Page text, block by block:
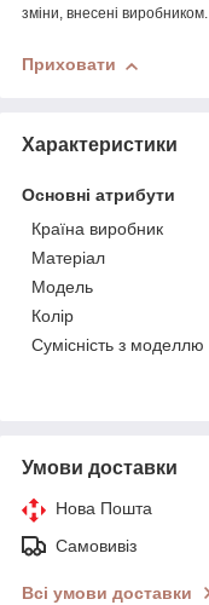
зміни, внесені виробником.
Приховати
Характеристики
Основні атрибути
Країна виробник
Матеріал
Модель
Колір
Сумісність з моделлю
Умови доставки
Нова Пошта
Самовивіз
Всі умови доставки